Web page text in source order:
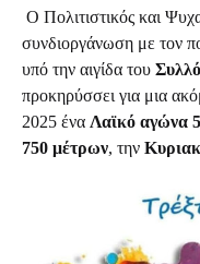
Ο Πολιτιστικός και
συνδιοργάνωση με τον
υπό την αιγίδα του
προκηρύσσει για μια
2025 ένα Λαϊκό αγώνα
750 μέτρων, την